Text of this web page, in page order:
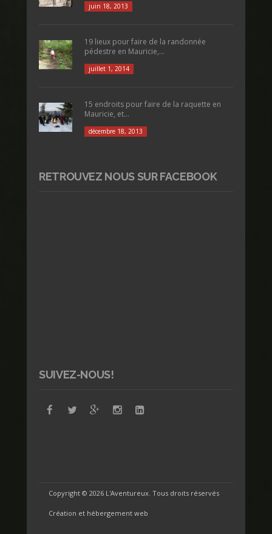
juin 18, 2013
19 lieux pour faire de la randonnée
pédestre en Mauricie,...
juillet 1, 2014
15 endroits pour faire de la raquette en
Mauricie, et...
décembre 18, 2013
RETROUVEZ NOUS SUR FACEBOOK
SUIVEZ-NOUS!
Copyright © 2026 L'Aventureux. Tous droits réservés
Création et hébergement web